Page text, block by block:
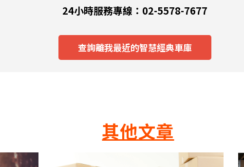
24小時服務專線：02-5578-7677
查詢離我最近的智慧經典車庫
其他文章